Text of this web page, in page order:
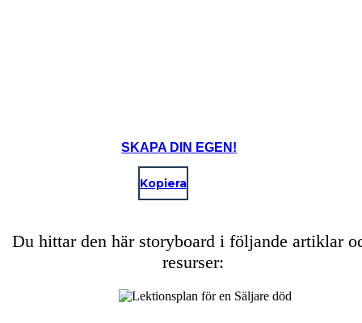
SKAPA DIN EGEN!
Kopiera
Du hittar den här storyboard i följande artiklar
resurser: